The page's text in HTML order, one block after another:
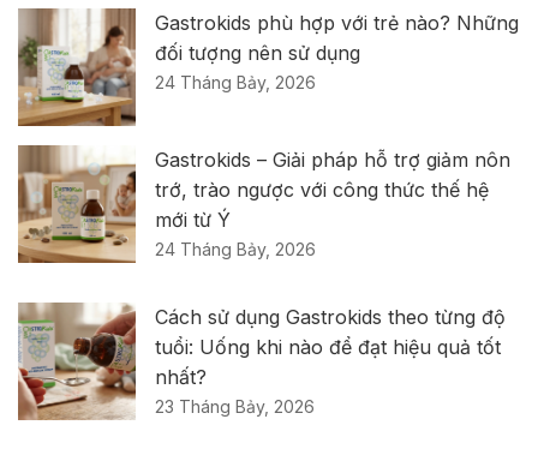
Gastrokids phù hợp với trẻ nào? Những
đối tượng nên sử dụng
24 Tháng Bảy, 2026
Gastrokids – Giải pháp hỗ trợ giảm nôn
trớ, trào ngược với công thức thế hệ
mới từ Ý
24 Tháng Bảy, 2026
Cách sử dụng Gastrokids theo từng độ
tuổi: Uống khi nào để đạt hiệu quả tốt
nhất?
23 Tháng Bảy, 2026